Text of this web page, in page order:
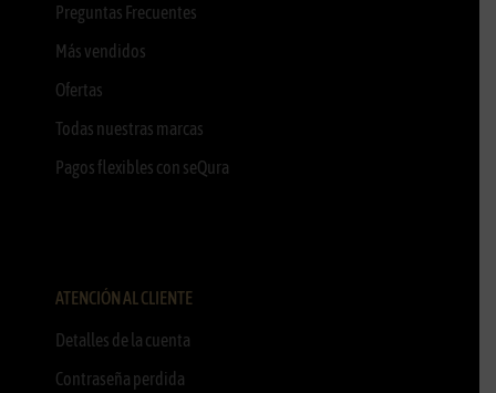
Preguntas Frecuentes
Más vendidos
Ofertas
Todas nuestras marcas
Pagos flexibles con seQura
ATENCIÓN AL CLIENTE
Detalles de la cuenta
Contraseña perdida